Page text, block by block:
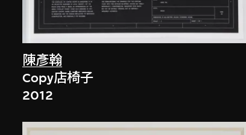
陳彥翰
Copy店椅子
2012